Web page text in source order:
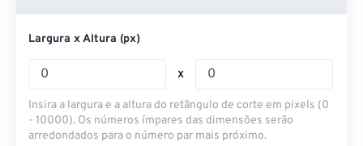
Largura x Altura (px)
x
Insira a largura e a altura do retângulo de corte em pixels (0
- 10000). Os números ímpares das dimensões serão
arredondados para o número par mais próximo.